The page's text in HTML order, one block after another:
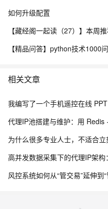
如何升级配置
【精品问答】python技术1000
相关文章
我编写了一个手机遥控在线
为什么很多专业人士，不适合
高并发数据采集下的代理IP架
风控系统如何从“管交易”延伸到